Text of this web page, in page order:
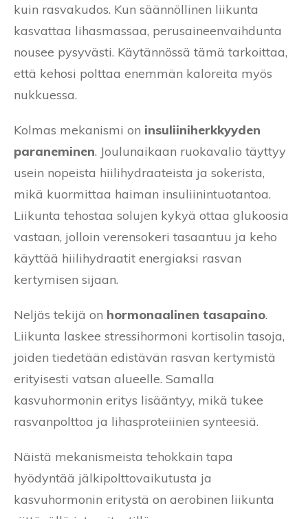
kuin rasvakudos. Kun säännöllinen liikunta
kasvattaa lihasmassaa, perusaineenvaihdunta
nousee pysyvästi. Käytännössä tämä tarkoittaa,
että kehosi polttaa enemmän kaloreita myös
nukkuessa.
Kolmas mekanismi on insuliiniherkkyyden
paraneminen. Joulunaikaan ruokavalio täyttyy
usein nopeista hiilihydraateista ja sokerista,
mikä kuormittaa haiman insuliinintuotantoa.
Liikunta tehostaa solujen kykyä ottaa glukoosia
vastaan, jolloin verensokeri tasaantuu ja keho
käyttää hiilihydraatit energiaksi rasvan
kertymisen sijaan.
Neljäs tekijä on hormonaalinen tasapaino.
Liikunta laskee stressihormoni kortisolin tasoja,
joiden tiedetään edistävän rasvan kertymistä
erityisesti vatsan alueelle. Samalla
kasvuhormonin eritys lisääntyy, mikä tukee
rasvanpolttoa ja lihasproteiinien synteesiä.
Näistä mekanismeista tehokkain tapa
hyödyntää jälkipolttovaikutusta ja
kasvuhormonin eritystä on aerobinen liikunta